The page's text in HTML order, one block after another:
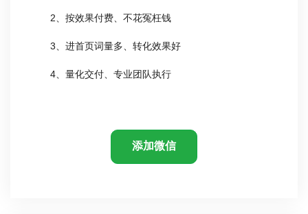
2、按效果付费、不花冤枉钱
3、进首页词量多、转化效果好
4、量化交付、专业团队执行
添加微信